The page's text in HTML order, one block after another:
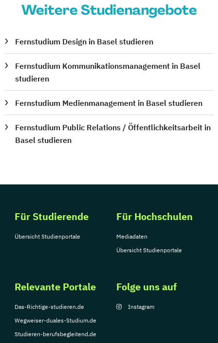
Weitere Studienangebote
Fernstudium Design in Basel studieren
Fernstudium Kommunikationsmanagement in Basel
studieren
Fernstudium Medienmanagement in Basel studieren
Fernstudium Public Relations / Öffentlichkeitsarbeit in
Basel studieren
Für Studierende
Übersicht Studienportale
Für Hochschulen
Mediadaten
Übersicht Studienportale
Relevante Portale
Das-Richtige-studieren.de
Wegweiser-duales-Studium.de
Studieren-berufsbegleitend.de
Folge uns auf
Instagram